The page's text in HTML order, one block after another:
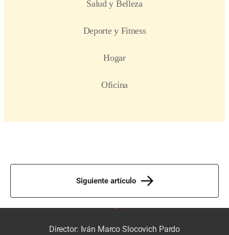
Siguiente artículo
Director: Iván Marco Slocovich Pardo